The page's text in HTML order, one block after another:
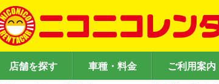
店舗を探す 車種・料金 ご利用案内